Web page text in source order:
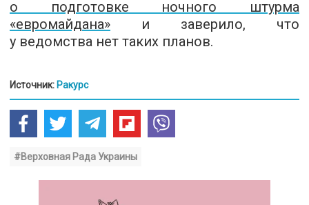
о подготовке ночного штурма
«евромайдана» и заверило, что
у ведомства нет таких планов.
Источник: Ракурс
#Верховная Рада Украины